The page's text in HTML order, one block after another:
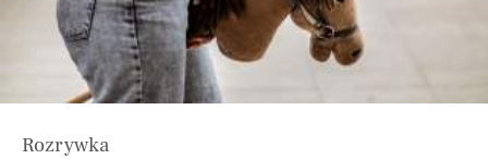
Rozrywka